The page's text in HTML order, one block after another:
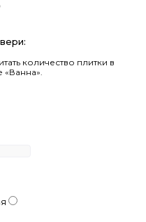
количество плитки в
«Ванна».